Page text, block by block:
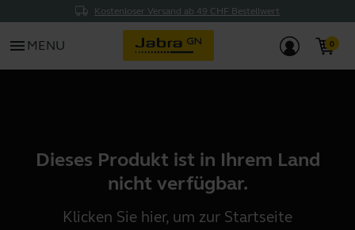
Kostenloser Versand ab 49 CHF Bestellwert
menu MENU
Dieses Produkt ist in Ihrem Land
nicht verfügbar.
Klicken Sie hier, um zur Startseite